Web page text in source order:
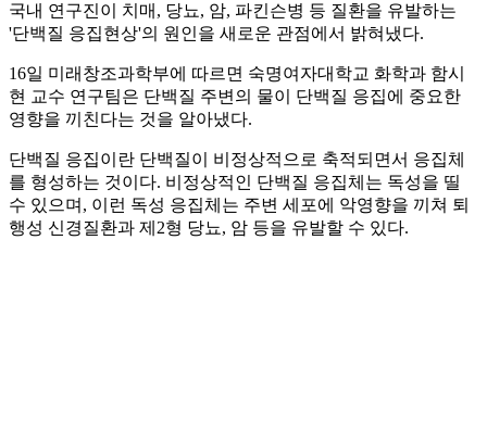
국내 연구진이 치매, 당뇨, 암, 파킨슨병 등 질환을 유발하는
'단백질 응집현상'의 원인을 새로운 관점에서 밝혀냈다.
16일 미래창조과학부에 따르면 숙명여자대학교 화학과 함시
현 교수 연구팀은 단백질 주변의 물이 단백질 응집에 중요한
영향을 끼친다는 것을 알아냈다.
단백질 응집이란 단백질이 비정상적으로 축적되면서 응집체
를 형성하는 것이다. 비정상적인 단백질 응집체는 독성을 띨
수 있으며, 이런 독성 응집체는 주변 세포에 악영향을 끼쳐 퇴
행성 신경질환과 제2형 당뇨, 암 등을 유발할 수 있다.